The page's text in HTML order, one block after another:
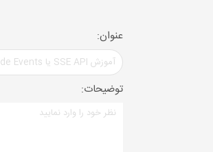
عنوان:
توضیحات: